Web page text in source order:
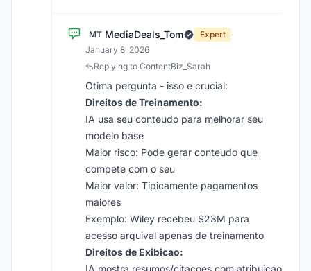
MT MediaDeals_Tom Expert ·
January 8, 2026
Replying to ContentBiz_Sarah
Otima pergunta - isso e crucial:
Direitos de Treinamento:
IA usa seu conteudo para melhorar seu
modelo base
Maior risco: Pode gerar conteudo que
compete com o seu
Maior valor: Tipicamente pagamentos
maiores
Exemplo: Wiley recebeu $23M para
acesso arquival apenas de treinamento
Direitos de Exibicao:
IA mostra resumos/citacoes com atribuicao